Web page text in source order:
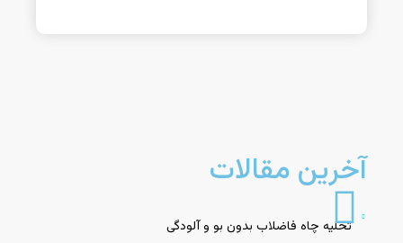
آخرین مقالات
تخلیه چاه فاضلاب بدون بو و آلودگی